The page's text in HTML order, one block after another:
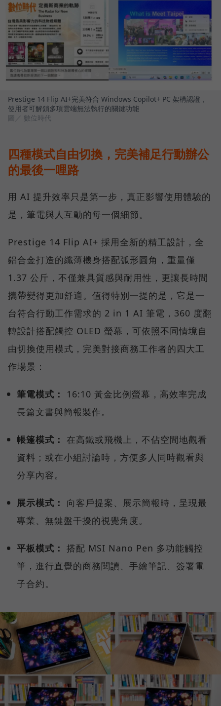
Prestige 14 Flip AI+完美符合 Windows Copilot+ PC 架構認證，
使用者可解鎖多項雲端無法執行的關鍵功能
圖／ 數位時代
四種模式自由切換，完美補足行動辦公
的最後一哩路
用 AI 提升效率只是第一步，真正影響使用體驗的
是，筆電與人互動的每一個細節。
Prestige 14 Flip AI+ 採用全新的精工設計，全
鋁合金打造的纖薄機身搭配弧形圓角，重量僅
1.37 公斤，不僅兼具質感與耐用性，更讓長時間
攜帶變得更加舒適。值得特別一提的是，它是一
台符合行動工作需求的 2 in 1 AI 筆電，360 度翻
轉設計搭配觸控 OLED 螢幕，可依照不同情境自
由切換使用模式，完美對接商務工作者的四大工
作場景：
筆電模式：
16:10 黃金比例螢幕，高效率完成
長篇文書與簡報製作。
帳篷模式： 在高鐵或飛機上，不佔空間地觀看
資料；或在小組討論時，方便多人同時觀看與
分享內容。
展示模式：
向客戶提案、展示簡報時，呈現最
專業、無鍵盤干擾的視覺角度。
平板模式： 搭配 MSI Nano Pen 多功能觸控
筆，進行直覺的商務閱讀、手繪筆記、簽署電
子合約。